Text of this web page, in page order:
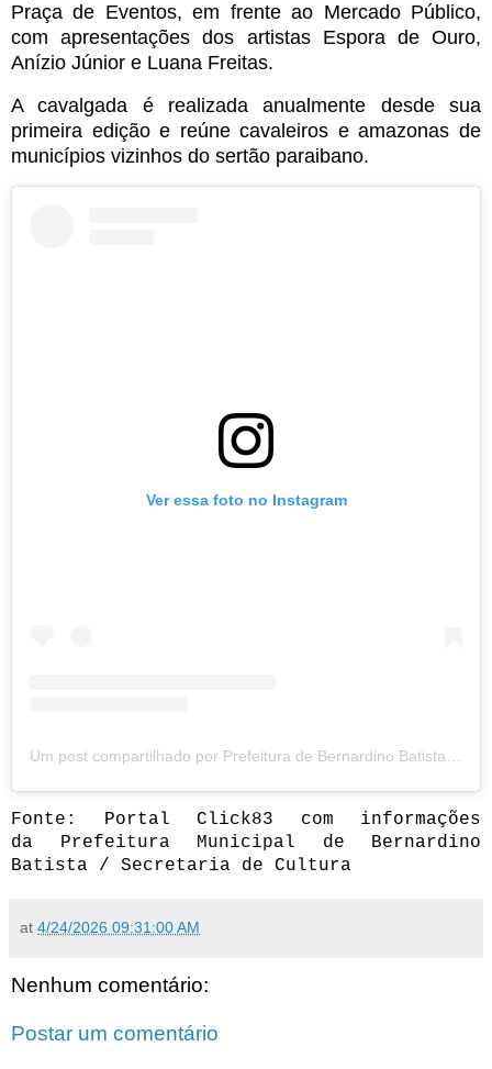
Praça de Eventos, em frente ao Mercado Público,
com apresentações dos artistas Espora de Ouro,
Anízio Júnior e Luana Freitas.
A cavalgada é realizada anualmente desde sua
primeira edição e reúne cavaleiros e amazonas de
municípios vizinhos do sertão paraibano.
Ver essa foto no Instagram
Fonte: Portal Click83 com informações
da Prefeitura Municipal de Bernardino
Batista / Secretaria de Cultura
at 4/24/2026 09:31:00 AM
Nenhum comentário:
Postar um comentário